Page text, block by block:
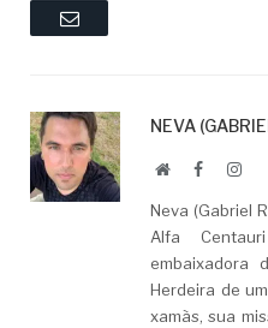
Email
NEVA
WebsiteFacebook
Neva (Gabriel
Alfa
embaixadora
Herdeira de
xamãs, sua